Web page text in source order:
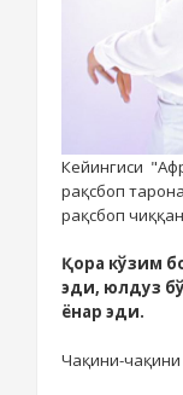
Кейингиси
рақсбоп
рақсбоп
Қора кўзим
эди, юлдуз
ёнар эди.
Чақини-чақини